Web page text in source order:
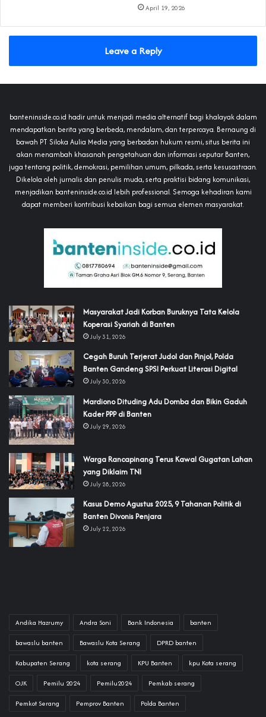
April 19, 2026
Leave a Reply
banteninside.co.id hadir untuk menjadi media alternatif bagi khalayak dalam
mendapatkan berita yang berbeda, mendalam, dan terpercaya. Bernaung di
bawah PT Siloka Aulia Media yang berbadan hukum resmi, situs berita ini
akan menambah khasanah pengetahuan dan informasi seputar Banten,
juga tentang politik, demokrasi, pemilihan umum, pilkada, serta kesusastraan.
Dikelola oleh jurnalis dan penulis muda, serta praktisi bidang komunikasi,
menjadikan banteninside.co.id lebih professional. Semoga kehadiran kami
dapat memberi kontribusi kebaikan bagi semua elemen masyarakat.
‎Masyarakat Jadi Korban Buruknya Tata Kelola
Koperasi Syariah di Banten
July 31, 2026
Cegah Buruh Terjerat Judol dan Pinjol, Polda
Banten Gandeng SPSI Perkuat Literasi Digital
July 30, 2026
‎Mardiono Dituding Adu Domba dan Bikin Gaduh
Kader PPP di Banten
July 29, 2026
‎Warga Rancapinang Terus Kawal Gugatan Lahan
yang Diklaim TNI‎‎
July 28, 2026
‎Kasus Demo Agustus 2025, 9 Tahanan Politik di
Banten Divonis Penjara
July 22, 2026
Andika Hazrumy Andra Soni Bank Indonesia banten
bawaslu banten Bawaslu Kota Serang DPRD banten
Kabupaten Serang kota serang KPU Banten kpu Kota serang
OJK Pemilu 2024 Pemilu2024 Pemkab serang
Pemkot Serang Pemprov Banten Polda Banten